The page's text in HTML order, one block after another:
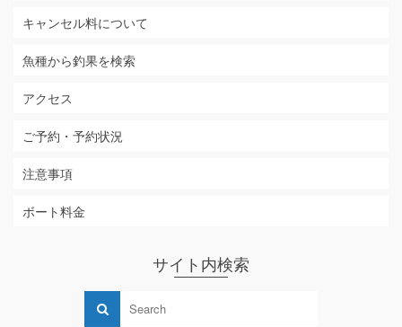
キャンセル料について
魚種から釣果を検索
アクセス
ご予約・予約状況
注意事項
ボート料金
サイト内検索